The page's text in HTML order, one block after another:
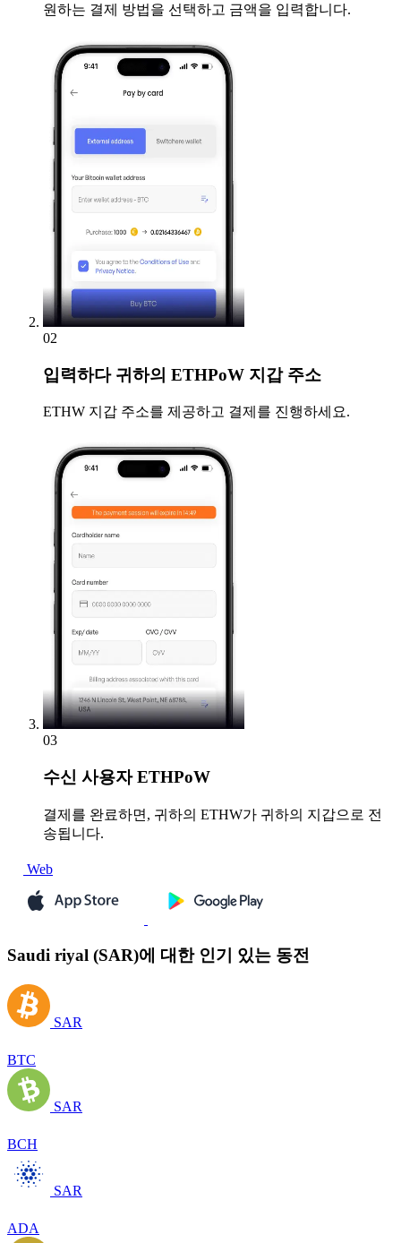
원하는 결제 방법을 선택하고 금액을 입력합니다.
02
입력하다귀하의 ETHPoW 지갑 주소
ETHW 지갑 주소를 제공하고 결제를 진행하세요.
03
수신 사용자 ETHPoW
결제를 완료하면, 귀하의 ETHW가 귀하의 지갑으로 전
송됩니다.
Web
Saudi riyal (SAR)에 대한 인기 있는 동전
SAR
BTC
SAR
BCH
SAR
ADA